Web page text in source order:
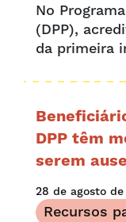
No
(DPP),
da primeira
cada
professores
moldando...
DPP têm
serem
28 de agosto
Recursos